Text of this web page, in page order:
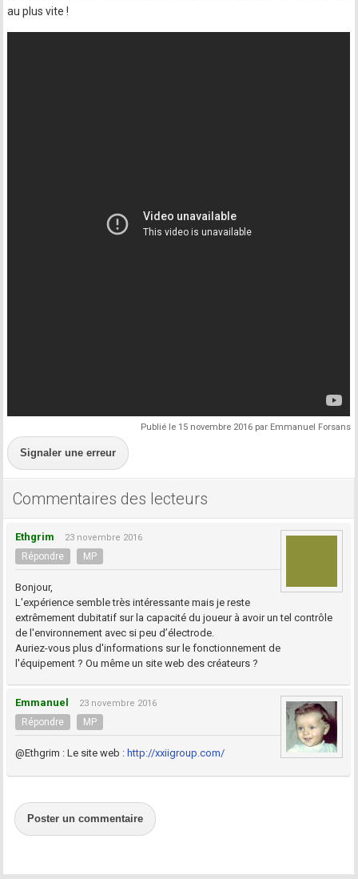
au plus vite !
Publié le 15 novembre 2016 par Emmanuel Forsans
Signaler une erreur
Commentaires des lecteurs
Ethgrim 23 novembre 2016
Répondre MP
Bonjour,
L'expérience semble très intéressante mais je reste
extrêmement dubitatif sur la capacité du joueur à avoir un tel contrôle
de l'environnement avec si peu d’électrode.
Auriez-vous plus d'informations sur le fonctionnement de
l'équipement ? Ou même un site web des créateurs ?
Emmanuel 23 novembre 2016
Répondre MP
@Ethgrim : Le site web : http://xxiigroup.com/
Poster un commentaire